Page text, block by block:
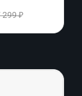
299₽